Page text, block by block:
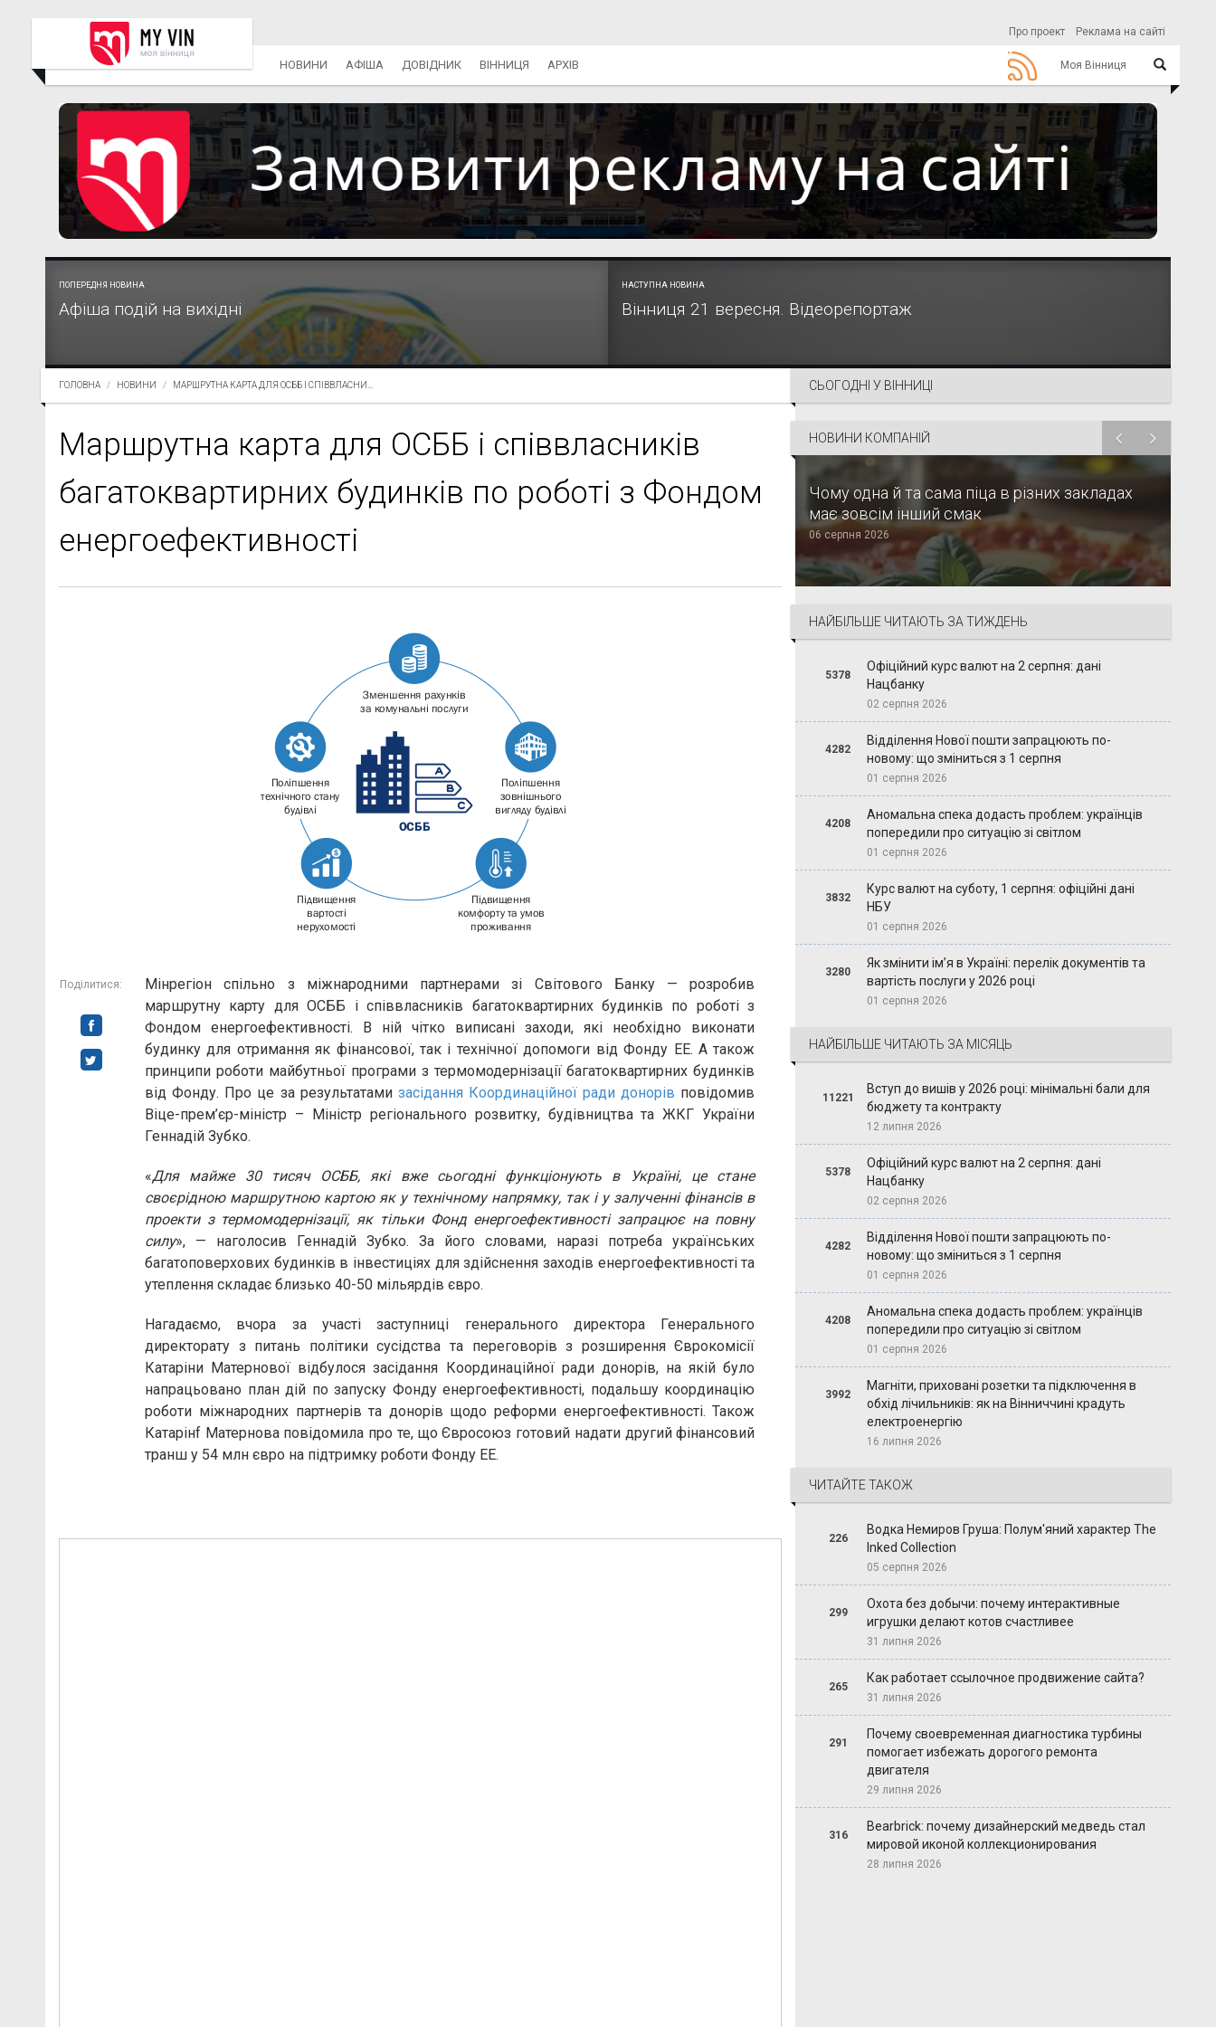
Про проект Реклама на сайті
Моя Вінниця
НОВИНИ АФІША ДОВІДНИК ВІННИЦЯ АРХІВ
ПОПЕРЕДНЯ НОВИНА
Афіша подій на вихідні
НАСТУПНА НОВИНА
Вінниця 21 вересня. Відеорепортаж
ГОЛОВНА НОВИНИ МАРШРУТНА КАРТА ДЛЯ ОСББ І СПІВВЛАСНИ...
Маршрутна карта для ОСББ і співвласників
багатоквартирних будинків по роботі з Фондом
енергоефективності
Поділитися:
Мінрегіон спільно з міжнародними партнерами зі Світового Банку — розробив
маршрутну карту для ОСББ і співвласників багатоквартирних будинків по роботі з
Фондом енергоефективності. В ній чітко виписані заходи, які необхідно виконати
будинку для отримання як фінансової, так і технічної допомоги від Фонду ЕЕ. А також
принципи роботи майбутньої програми з термомодернізації багатоквартирних будинків
від Фонду. Про це за результатами засідання Координаційної ради донорів повідомив
Віце-прем’єр-міністр – Міністр регіонального розвитку, будівництва та ЖКГ України
Геннадій Зубко.
«Для майже 30 тисяч ОСББ, які вже сьогодні функціонують в Україні, це стане
своєрідною маршрутною картою як у технічному напрямку, так і у залученні фінансів в
проекти з термомодернізації, як тільки Фонд енергоефективності запрацює на повну
силу», — наголосив Геннадій Зубко. За його словами, наразі потреба українських
багатоповерхових будинків в інвестиціях для здійснення заходів енергоефективності та
утеплення складає близько 40-50 мільярдів євро.
Нагадаємо, вчора за участі заступниці генерального директора Генерального
директорату з питань політики сусідства та переговорів з розширення Єврокомісії
Катаріни Матернової відбулося засідання Координаційної ради донорів, на якій було
напрацьовано план дій по запуску Фонду енергоефективності, подальшу координацію
роботи міжнародних партнерів та донорів щодо реформи енергоефективності. Також
Катарінf Матернова повідомила про те, що Євросоюз готовий надати другий фінансовий
транш у 54 млн євро на підтримку роботи Фонду ЕЕ.
СЬОГОДНІ У ВІННИЦІ
НОВИНИ КОМПАНІЙ
Чому одна й та сама піца в різних закладах
має зовсім інший смак
06 серпня 2026
НАЙБІЛЬШЕ ЧИТАЮТЬ ЗА ТИЖДЕНЬ
5378
Офіційний курс валют на 2 серпня: дані
Нацбанку
02 серпня 2026
4282
Відділення Нової пошти запрацюють по-
новому: що зміниться з 1 серпня
01 серпня 2026
4208
Аномальна спека додасть проблем: українців
попередили про ситуацію зі світлом
01 серпня 2026
3832
Курс валют на суботу, 1 серпня: офіційні дані
НБУ
01 серпня 2026
3280
Як змінити ім’я в Україні: перелік документів та
вартість послуги у 2026 році
01 серпня 2026
НАЙБІЛЬШЕ ЧИТАЮТЬ ЗА МІСЯЦЬ
11221
Вступ до вишів у 2026 році: мінімальні бали для
бюджету та контракту
12 липня 2026
5378
Офіційний курс валют на 2 серпня: дані
Нацбанку
02 серпня 2026
4282
Відділення Нової пошти запрацюють по-
новому: що зміниться з 1 серпня
01 серпня 2026
4208
Аномальна спека додасть проблем: українців
попередили про ситуацію зі світлом
01 серпня 2026
3992
Магніти, приховані розетки та підключення в
обхід лічильників: як на Вінниччині крадуть
електроенергію
16 липня 2026
ЧИТАЙТЕ ТАКОЖ
226
Водка Немиров Груша: Полум'яний характер The
Inked Collection
05 серпня 2026
299
Охота без добычи: почему интерактивные
игрушки делают котов счастливее
31 липня 2026
265
Как работает ссылочное продвижение сайта?
31 липня 2026
291
Почему своевременная диагностика турбины
помогает избежать дорогого ремонта
двигателя
29 липня 2026
316
Bearbrick: почему дизайнерский медведь стал
мировой иконой коллекционирования
28 липня 2026